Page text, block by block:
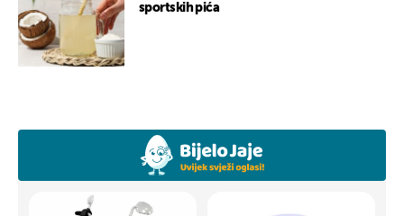
sportskih pića